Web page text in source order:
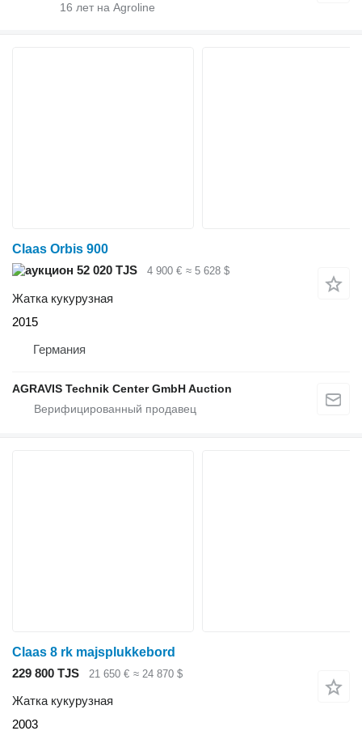
16 лет на Agroline
Claas Orbis 900
52 020 TJS
4 900 € ≈ 5 628 $
Жатка кукурузная
2015
Германия
AGRAVIS Technik Center GmbH Auction
Claas 8 rk majsplukkebord
229 800 TJS
21 650 € ≈ 24 870 $
Жатка кукурузная
2003